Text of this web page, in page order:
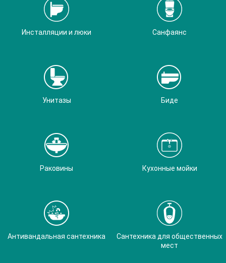
Инсталляции и люки Санфаянс
Унитазы Биде
Раковины Кухонные мойки
Антивандальная сантехника
Сантехника для общественных
мест